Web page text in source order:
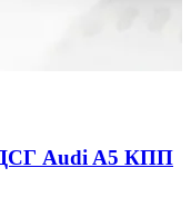
ДСГ Audi A5 КПП